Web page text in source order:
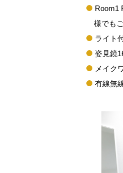
Room1
様でも
ライト
姿見鏡
メイク
有線無